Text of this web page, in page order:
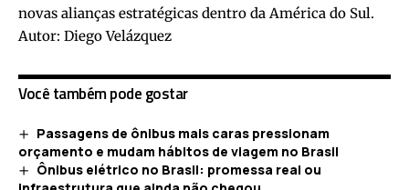
novas alianças estratégicas dentro da América do Sul.
Autor: Diego Velázquez
Você também pode gostar
Passagens de ônibus mais caras pressionam
orçamento e mudam hábitos de viagem no Brasil
Ônibus elétrico no Brasil: promessa real ou